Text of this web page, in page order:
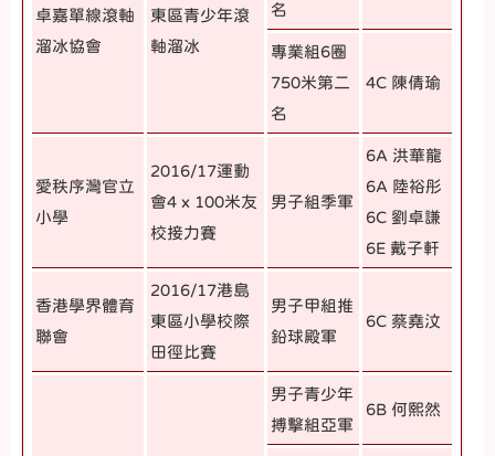
卓嘉單線滾軸
溜冰協會
東區青少年滾
軸溜冰
名
專業組6圈
750米第二
名
4C 陳倩瑜
愛秩序灣官立
小學
2016/17運動
會4 x 100米友
校接力賽
男子組季軍
6A 洪華龍
6A 陸裕彤
6C 劉卓謙
6E 戴子軒
香港學界體育
聯會
2016/17港島
東區小學校際
田徑比賽
男子甲組推
鉛球殿軍
6C 蔡堯汶
男子青少年
搏擊組亞軍
6B 何熙然